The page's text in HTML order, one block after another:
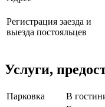
Регистрация заезда и
выезда постояльцев
Услуги,
Парковка
В